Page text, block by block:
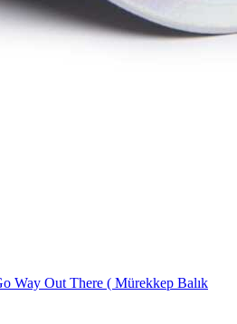
Way Out There ( Mürekkep Balık